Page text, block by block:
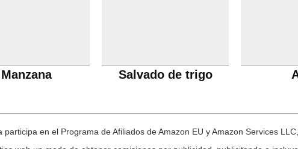
Manzana Salvado de trigo
participa en el Programa de Afiliados de Amazon EU y Amazon Services